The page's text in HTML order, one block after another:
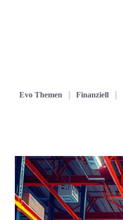
Evo Themen Finanziell